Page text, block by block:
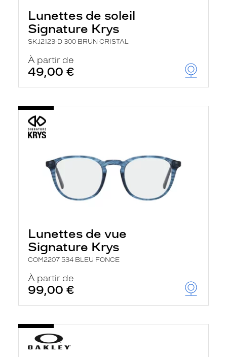
Lunettes de soleil
Signature Krys
SKJ2123-D 300 BRUN CRISTAL
À partir de
49,00 €
Lunettes de vue
Signature Krys
COM2207 534 BLEU FONCE
À partir de
99,00 €